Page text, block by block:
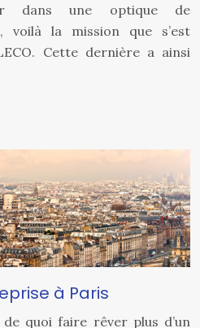
dans une optique de
voilà la mission que s’est
Cette dernière a ainsi
à Paris
quoi faire rêver plus d’un